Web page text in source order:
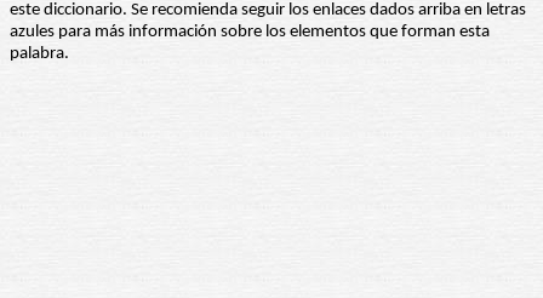
este diccionario. Se recomienda seguir los enlaces dados arriba en letras
azules para más información sobre los elementos que forman esta
palabra.